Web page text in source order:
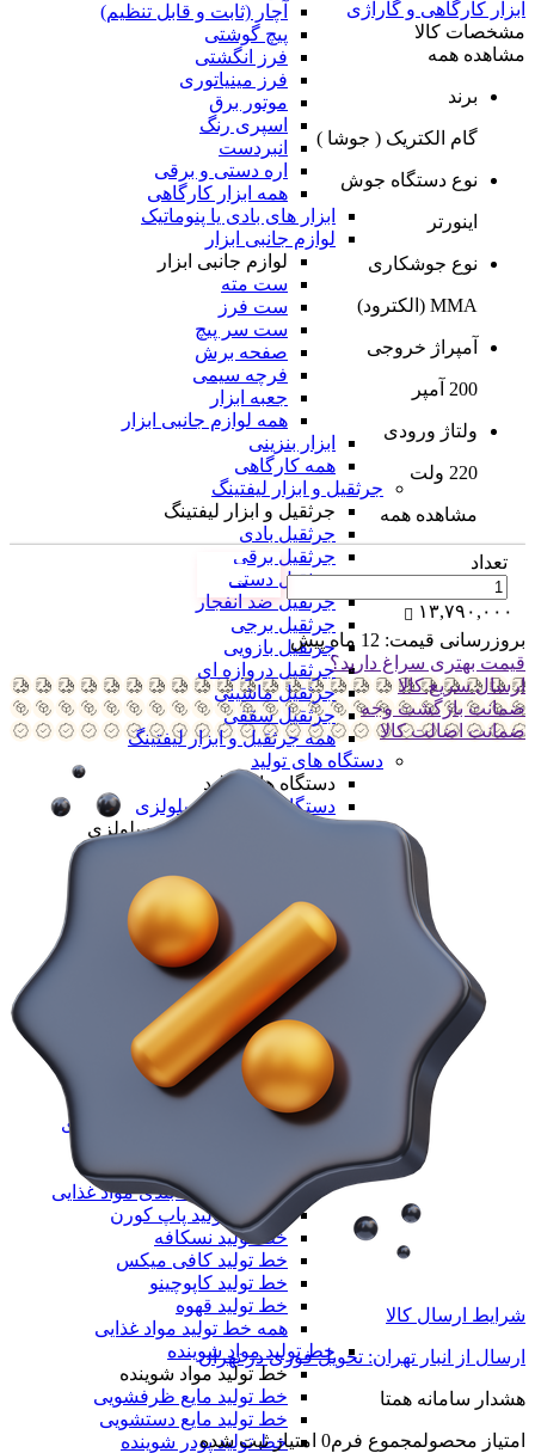
آچار (ثابت و قابل تنظیم)
پیچ گوشتی
فرز انگشتی
فرز مینیاتوری
موتور برق
اسپری رنگ
انبردست
اره دستی و برقی
همه ابزار کارگاهی
ابزار های بادی یا پنوماتیک
لوازم جانبی ابزار
لوازم جانبی ابزار
ست مته
ست فرز
ست سر پیچ
صفحه برش
فرچه سیمی
جعبه ابزار
همه لوازم جانبی ابزار
ابزار بنزینی
همه کارگاهی
جرثقیل و ابزار لیفتینگ
جرثقیل و ابزار لیفتینگ
جرثقیل بادی
جرثقیل برقی
جرثقیل دستی
جرثقیل ضد انفجار
جرثقیل برجی
جرثقیل بازویی
جرثقیل دروازه ای
جرثقیل ماشینی
جرثقیل سقفی
همه جرثقیل و ابزار لیفتینگ
دستگاه های تولید
دستگاه های تولید
دستگاه های تولید سلولزی
دستگاه های تولید سلولزی
خط تولید دستمال دلسی
خط تولید نوار بهداشتی
خط تولید لیوان یکبار مصرف
خط تولید لیوان دوجداره
همه دستگاه های تولید سلولزی
دستگاه های تولید پلیمری
دستگاه های تولید پلیمری
خط تولید کیسه فریزر
خط تولید کیسه زباله
خط تولید نایلون دسته دار
خط تولید طاقه نایلون مادر
همه دستگاه های تولید پلیمری
خط تولید مواد غذایی
خط تولید بسته‌بندی مواد غذایی
دستگاه تولید پاپ کورن
خط تولید نسکافه
خط تولید کافی میکس
خط تولید کاپوچینو
خط تولید قهوه
همه خط تولید مواد غذایی
خط تولید مواد شوینده
خط تولید مواد شوینده
خط تولید مایع ظرفشویی
خط تولید مایع دستشویی
خط تولید پودر شوینده
ابزار کارگاهی و گاراژی
مشخصات کالا
مشاهده همه
برند
گام الکتریک ( جوشا )
نوع دستگاه جوش
اینورتر
نوع جوشکاری
MMA (الکترود)
آمپراژ خروجی
200 آمپر
ولتاژ ورودی
220 ولت
مشاهده همه
تعداد
۱۳,۷۹۰,۰۰۰
بروزرسانی قیمت: 12 ماه پیش
قیمت بهتری سراغ دارید؟
ارسال سریع کالا
ضمانت بازگشت وجه
ضمانت اضالت کالا
شرایط ارسال کالا
ارسال از انبار تهران: تحویل فوری در تهران
هشدار سامانه همتا
امتیاز محصولمجموع فرم0 امتیاز ثبت شده